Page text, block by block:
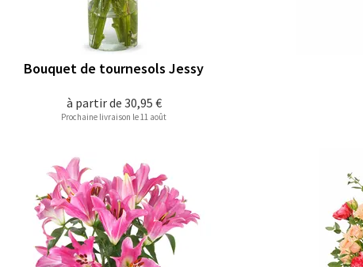
à partir de 30,95 €
Bouquet de tournesols Jessy
Prochaine livraison le 11 août